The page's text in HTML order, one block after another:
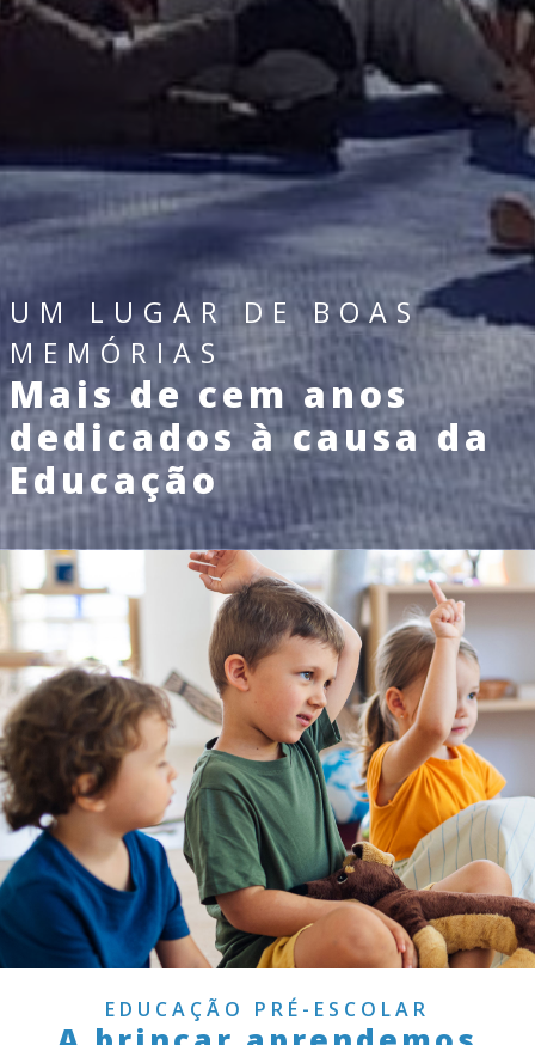
UM LUGAR DE BOAS
MEMÓRIAS
Mais de cem anos
dedicados à causa da
Educação
EDUCAÇÃO PRÉ-ESCOLAR